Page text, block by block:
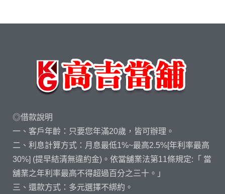
◎借款說明
一、客戶年齡：只要您年滿20歲，皆可辦理。
二、利息計算方式：月息最低1%~最高2.5%[年利率最高
30%] (提早結清無違約金)。依當舖業法第11條規定:「 當
舖業之年利率最高不得超過百分之三十。」
三、還款方式：多元選擇不綁約。